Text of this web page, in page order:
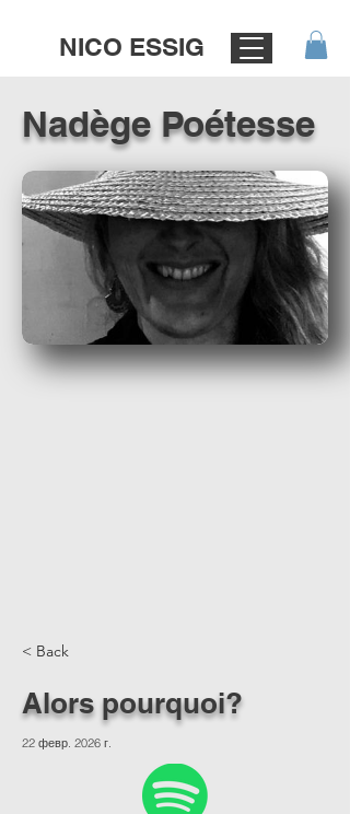
NICO ESSIG
Nadège Poétesse
< Back
Alors pourquoi?
22 февр. 2026 г.